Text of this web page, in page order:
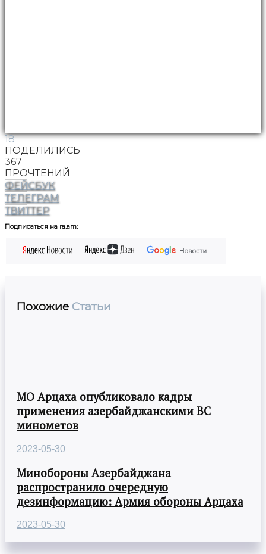
18
ПОДЕЛИЛИСЬ
367
ПРОЧТЕНИЙ
ФЕЙСБУК
ТЕЛЕГРАМ
ТВИТТЕР
Подписаться на ra.am:
Похожие Статьи
МО Арцаха опубликовало кадры
применения азербайджанскими ВС
минометов
2023-05-30
Минобороны Азербайджана
распространило очередную
дезинформацию: Армия обороны Арцаха
2023-05-30